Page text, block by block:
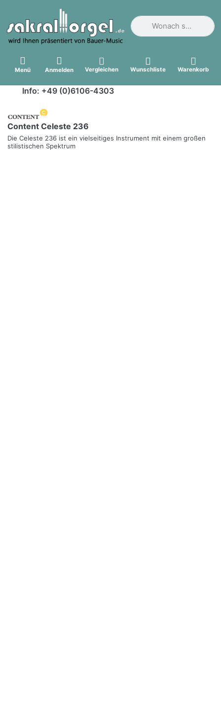
Geben Sie einen
Menü Anmelden Vergleichen Wunschliste Warenkorb
Info: +49 (0)6106-4303
Content Celeste 236
Die Celeste 236 ist ein vielseitiges Instrument mit einem großen
stilistischen Spektrum